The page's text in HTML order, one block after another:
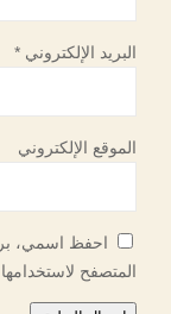
البريد الإلكتروني*
الموقع الإلكتروني
احفظ اسمي،
المتصفح